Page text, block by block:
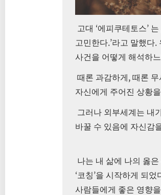
고대 ‘에피쿠테토스’ 는
고민한다.’라고 말했다.
사건을 어떻게 해석하
때론 과감하게 , 때론 무
자신에게 주어진 상황
그러나 외부세계는 내
바꿀 수 있음에 자신감
나는 내 삶에 나의 옳
‘코칭’을 시작하게 되었
사람들에게 좋은 영향